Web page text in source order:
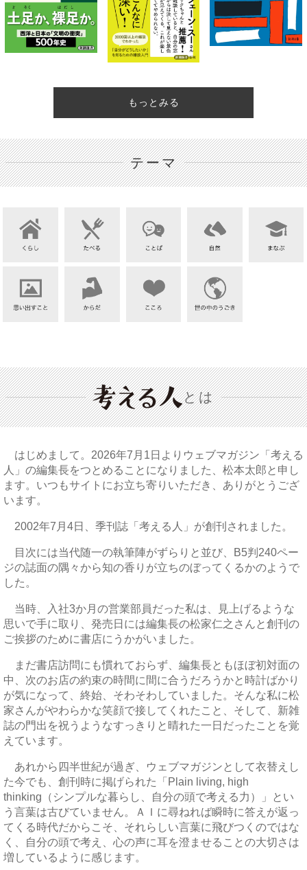
もっとみる
テーマ
とは
はじめまして。2026年7月1日よりウェブマガジン「考える
人」の編集長をつとめることになりました、松本太郎と申し
ます。いつもサイトにお立ち寄りいただき、ありがとうござ
います。
2002年7月4日、季刊誌「考える人」が創刊されました。
目次には当代随一の執筆陣がずらりと並び、B5判240ペー
ジの誌面の隅々から知の香りが立ちのぼってくるかのようで
した。
当時、入社3か月の営業部員だった私は、見上げるような
思いで手に取り、発売日には編集長の松家仁之さんと創刊の
ご挨拶のために書店にうかがいました。
まだ書店訪問にも慣れておらず、編集長ともほぼ初対面の
中、次のお店の約束の時間に間に合うだろうかと時計ばかり
が気になって、終始、そわそわしていました。そんな私に松
家さんがやわらかな笑顔で接してくれたこと、そして、新雑
誌の門出を祝うようなすっきりと晴れた一日だったことを覚
えています。
あれから四半世紀が過ぎ、ウェブマガジンとして衣替えし
た今でも、創刊時に掲げられた「Plain living, high
thinking（シンプルな暮らし、自分の頭で考える力）」とい
う言葉は古びていません。ＡＩに尋ねれば瞬時に答えが返っ
てくる時代だからこそ、それらしい言葉に飛びつくのではな
く、自分の頭で考え、心の声に耳を澄ませることの大切さは
増しているように感じます。